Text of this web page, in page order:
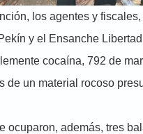
los agentes y
y el Ensanche
cocaína, 792 de
un material rocoso
además, tres